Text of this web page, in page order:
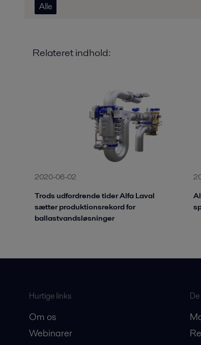
Alle
Relateret indhold:
2020-06-02
Trods udfordrende tider Alfa Laval
sætter produktionsrekord for
ballastvandsløsninger
Hurtige links
Om os
Webinarer